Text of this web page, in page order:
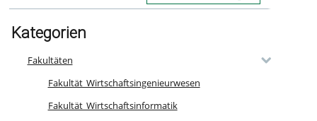
Kategorien
Fakultäten
Fakultät Wirtschaftsingenieurwesen
Fakultät Wirtschaftsinformatik